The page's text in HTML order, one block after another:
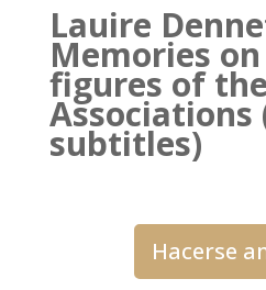
Lauire
Memories
figures of
Associations
subtitles)
Hacerse